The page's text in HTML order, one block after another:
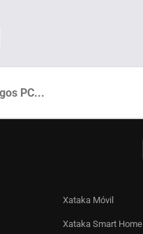
Xataka Móvil
Xataka Smart Home